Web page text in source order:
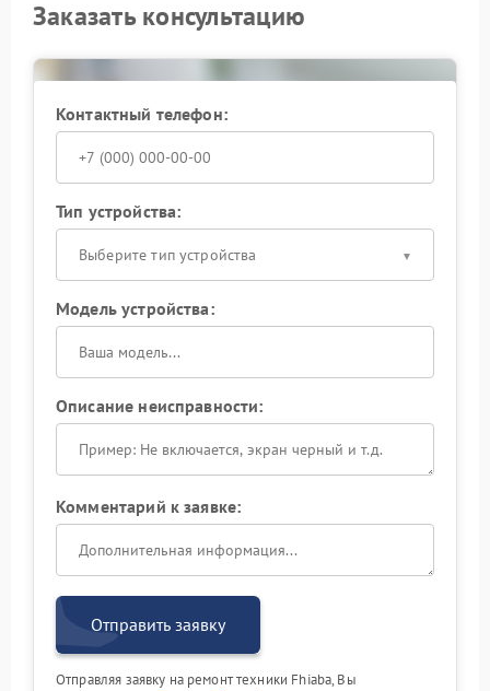
Заказать консультацию
Контактный телефон:
Тип устройства:
Выберите тип устройства
Модель устройства:
Описание неисправности:
Комментарий к заявке:
Отправить заявку
Отправляя заявку на ремонт техники Fhiaba, Вы